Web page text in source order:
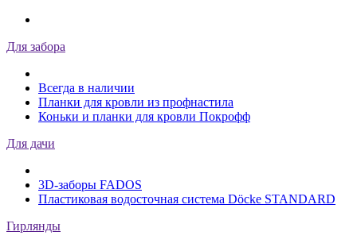
Для забора
Всегда в наличии
Планки для кровли из профнастила
Коньки и планки для кровли Покрофф
Для дачи
3D-заборы FADOS
Пластиковая водосточная система Döcke STANDARD
Гирлянды